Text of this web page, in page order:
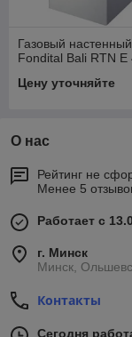
Газовый
Fondital Bali RTN E
Цену уточняйте
О нас
Рейтинг не
Менее 5
Работает с
г. Минск
Минск,
Контакты
Сегодня